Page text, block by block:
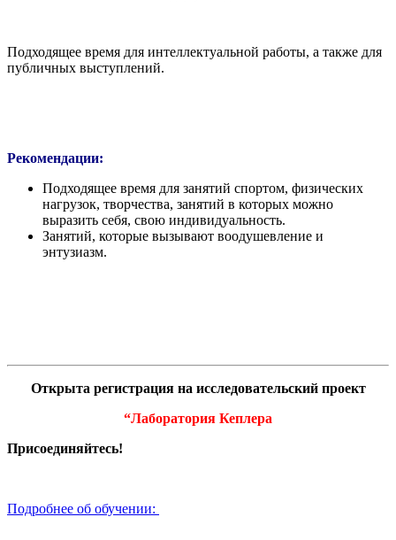
Подходящее время для интеллектуальной работы, а также для
публичных выступлений.
Рекомендации:
Подходящее время для занятий спортом, физических
нагрузок, творчества, занятий в которых можно
выразить себя, свою индивидуальность.
Занятий, которые вызывают воодушевление и
энтузиазм.
Открыта регистрация на исследовательский проект
“Лаборатория Кеплера
Присоединяйтесь!
Подробнее об обучении: